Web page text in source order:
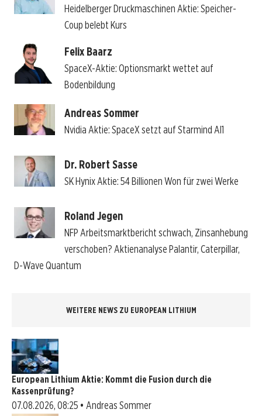
Heidelberger Druckmaschinen Aktie: Speicher-
Coup belebt Kurs
Felix Baarz
SpaceX-Aktie: Optionsmarkt wettet auf
Bodenbildung
Andreas Sommer
Nvidia Aktie: SpaceX setzt auf Starmind AI1
Dr. Robert Sasse
SK Hynix Aktie: 54 Billionen Won für zwei Werke
Roland Jegen
NFP Arbeitsmarktbericht schwach, Zinsanhebung
verschoben? Aktienanalyse Palantir, Caterpillar,
D-Wave Quantum
WEITERE NEWS ZU EUROPEAN LITHIUM
European Lithium Aktie: Kommt die Fusion durch die
Kassenprüfung?
07.08.2026, 08:25 • Andreas Sommer